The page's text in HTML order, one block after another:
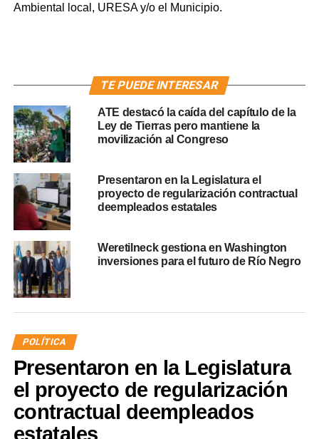
Ambiental local, URESA y/o el Municipio.
TE PUEDE INTERESAR
ATE destacó la caída del capítulo de la
Ley de Tierras pero mantiene la
movilización al Congreso
Presentaron en la Legislatura el
proyecto de regularización contractual
deempleados estatales
Weretilneck gestiona en Washington
inversiones para el futuro de Río Negro
POLÍTICA
Presentaron en la Legislatura
el proyecto de regularización
contractual deempleados
estatales